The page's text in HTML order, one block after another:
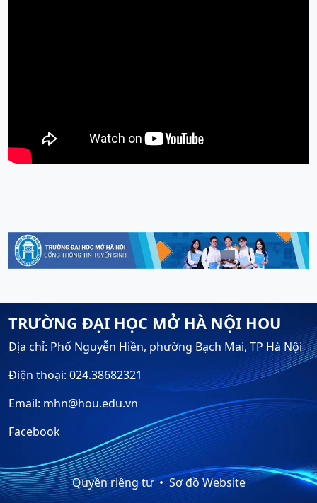
TRƯỜNG ĐẠI HỌC MỞ HÀ NỘI HOU
Địa chỉ: Phố Nguyễn Hiền, phường Bạch Mai, TP Hà Nội
Điện thoại: 024.38682321
Email: mhn@hou.edu.vn
Facebook
Quyền riêng tư Sơ đồ Website